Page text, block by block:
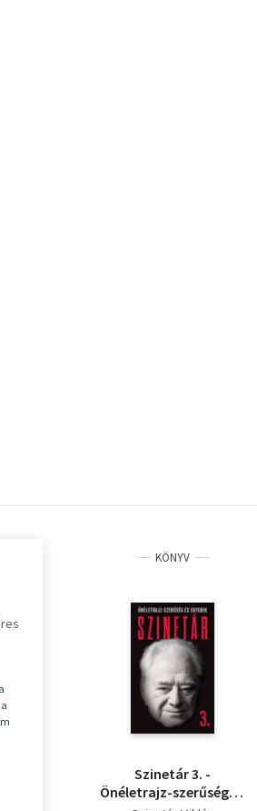
KÖNYV
Szinetár 3. -
Önéletrajz-szerűség és